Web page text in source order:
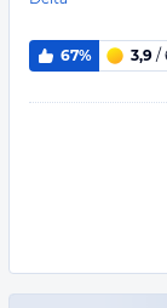
67% 3,9 /